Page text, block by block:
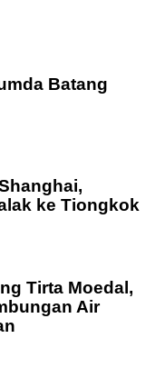
Batang
ke Tiongkok
Tirta Moedal,
Air